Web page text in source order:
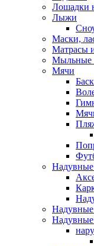
Лошадки
Лыжи
Маски,
Матрасы
Мыльные
Мячи
Надувные
Надувные